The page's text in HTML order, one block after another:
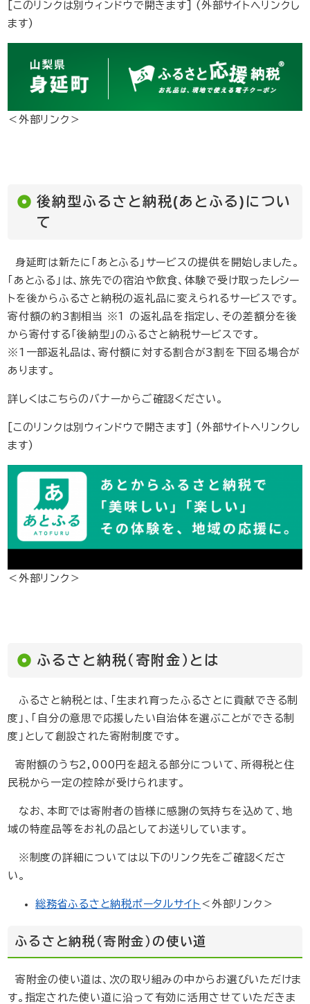
[このリンクは別ウィンドウで開きます] (外部サイトへリンクし
ます)
＜外部リンク＞
後納型ふるさと納税(あとふる)につい
て
身延町は新たに「あとふる」サービスの提供を開始しました。
「あとふる」は、旅先での宿泊や飲食、体験で受け取ったレシー
トを後からふるさと納税の返礼品に変えられるサービスです。
寄付額の約3割相当 ※1 の返礼品を指定し、その差額分を後
から寄付する「後納型」のふるさと納税サービスです。
​※1一部返礼品は、寄付額に対する割合が3割を下回る場合が
あります。
詳しくはこちらのバナーからご確認ください。
[このリンクは別ウィンドウで開きます] (外部サイトへリンクし
ます)
＜外部リンク＞
ふるさと納税（寄附金）とは
ふるさと納税とは、「生まれ育ったふるさとに貢献できる制
度」、「自分の意思で応援したい自治体を選ぶことができる制
度」として創設された寄附制度です。
寄附額のうち2,000円を超える部分について、所得税と住
民税から一定の控除が受けられます。
なお、本町では寄附者の皆様に感謝の気持ちを込めて、地
域の特産品等をお礼の品としてお送りしています。
※制度の詳細については以下のリンク先をご確認くださ
い。
総務省ふるさと納税ポータルサイト ＜外部リンク＞
ふるさと納税（寄附金）の使い道
寄附金の使い道は、次の取り組みの中からお選びいただけま
す。指定された使い道に沿って有効に活用させていただきま